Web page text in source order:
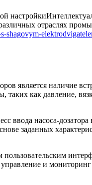
отраслях
shagovym-
является наличие
как давление,
ввода насоса-
заданных
и